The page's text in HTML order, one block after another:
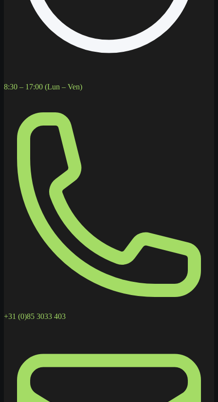
8:30 – 17:00 (Lun – Ven)
+31 (0)85 3033 403